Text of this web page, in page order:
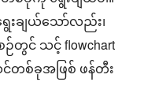
ချယ်သော်လည်း၊
စဉ်တွင် သင့် flowchart
တစ်ခုအဖြစ် ဖန်တီး